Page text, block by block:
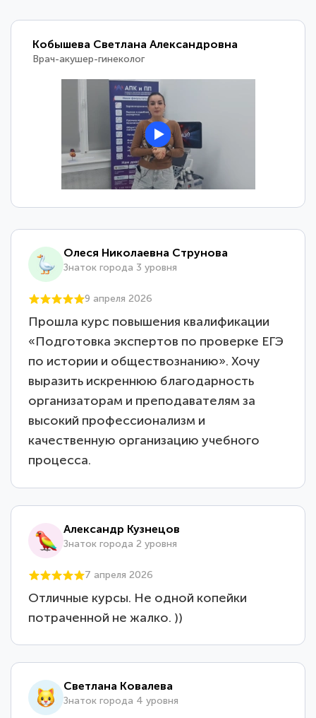
Кобышева Светлана Александровна
Врач-акушер-гинеколог
Олеся Николаевна Струнова
Знаток города 3 уровня
9 апреля 2026
Прошла курс повышения квалификации
«Подготовка экспертов по проверке ЕГЭ
по истории и обществознанию». Хочу
выразить искреннюю благодарность
организаторам и преподавателям за
высокий профессионализм и
качественную организацию учебного
процесса.
Александр Кузнецов
Знаток города 2 уровня
7 апреля 2026
Отличные курсы. Не одной копейки
потраченной не жалко. ))
Светлана Ковалева
Знаток города 4 уровня